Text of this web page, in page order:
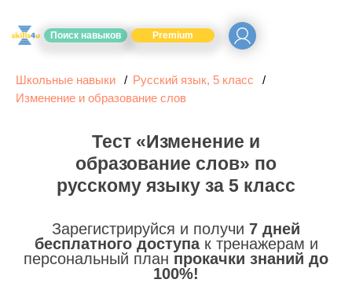
Поиск навыков Premium
Школьные навыки
Русский язык, 5 класс
Изменение и образование слов
Тест «Изменение и
образование слов» по
русскому языку за 5 класс
Зарегистрируйся и получи 7 дней
бесплатного доступак тренажерам и
персональный план прокачки знаний до
100%!